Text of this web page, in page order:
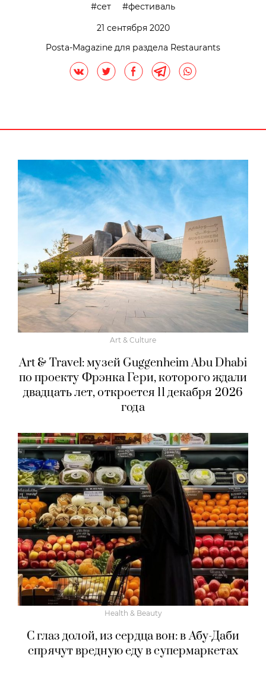
сет
фестиваль
21 сентября 2020
Posta-Magazine для раздела Restaurants
Art & Culture
Art & Travel: музей Guggenheim Abu Dhabi
по проекту Фрэнка Гери, которого ждали
двадцать лет, откроется 11 декабря 2026
года
Health & Beauty
С глаз долой, из сердца вон: в Абу-Даби
спрячут вредную еду в супермаркетах